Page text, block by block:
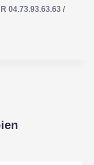
04.73.93.63.63 /